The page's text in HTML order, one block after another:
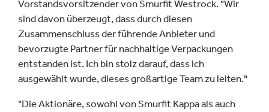
Vorstandsvorsitzender von Smurfit Westrock. "Wir
sind davon überzeugt, dass durch diesen
Zusammenschluss der führende Anbieter und
bevorzugte Partner für nachhaltige Verpackungen
entstanden ist. Ich bin stolz darauf, dass ich
ausgewählt wurde, dieses großartige Team zu leiten."
"Die Aktionäre, sowohl von Smurfit Kappa als auch